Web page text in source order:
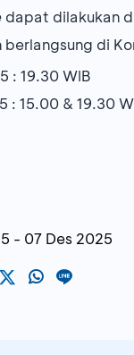
dapat dilakukan
berlangsung di
: 19.30 WIB
: 15.00 & 19.30
- 07 Des 2025